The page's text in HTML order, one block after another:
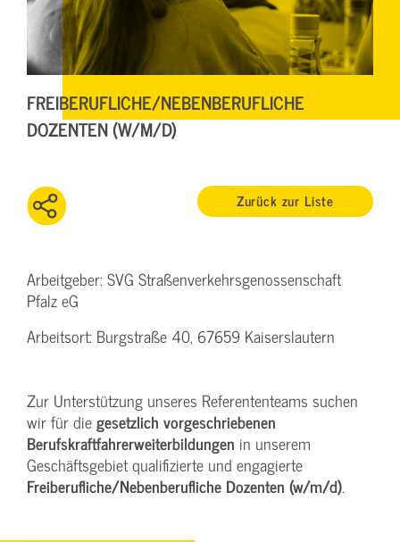
FREIBERUFLICHE/NEBENBERUFLICHE
DOZENTEN (W/M/D)
Zurück zur Liste
Arbeitgeber: SVG Straßenverkehrsgenossenschaft
Pfalz eG
Arbeitsort: Burgstraße 40, 67659 Kaiserslautern
Zur Unterstützung unseres Referententeams suchen
wir für diegesetzlich vorgeschriebenen
Berufskraftfahrerweiterbildungen in unserem
Geschäftsgebiet qualifizierte und engagierte
Freiberufliche/Nebenberufliche Dozenten (w/m/d).